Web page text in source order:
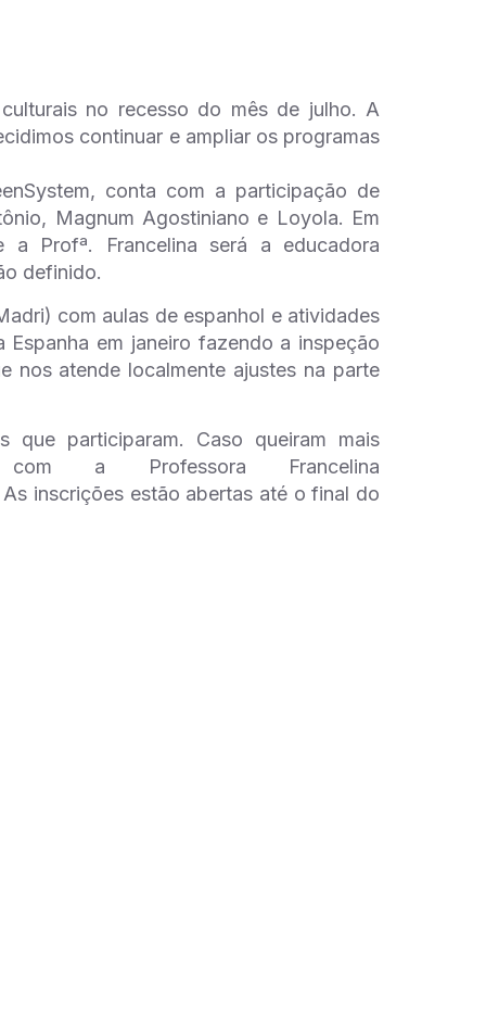
no recesso do mês de julho. A
continuar e ampliar os programas
conta com a participação de
Magnum Agostiniano e Loyola. Em
Profª. Francelina será a educadora
definido.
com aulas de espanhol e atividades
em janeiro fazendo a inspeção
nos atende localmente ajustes na parte
que participaram. Caso queiram mais
a Professora Francelina
inscrições estão abertas até o final do